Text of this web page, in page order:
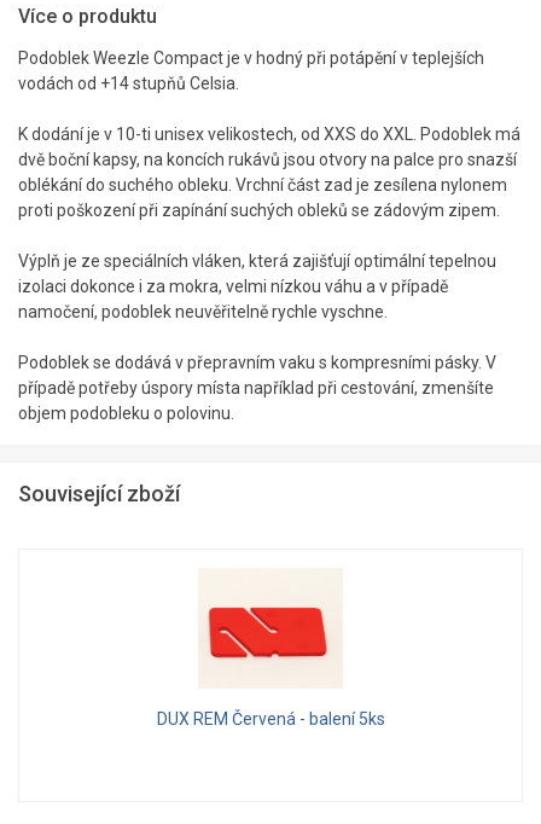
Více o produktu
Podoblek Weezle Compact je v hodný při potápění v teplejších
vodách od +14 stupňů Celsia.
K dodání je v 10-ti unisex velikostech, od XXS do XXL. Podoblek má
dvě boční kapsy, na koncích rukávů jsou otvory na palce pro snazší
oblékání do suchého obleku. Vrchní část zad je zesílena nylonem
proti poškození při zapínání suchých obleků se zádovým zipem.
Výplň je ze speciálních vláken, která zajišťují optimální tepelnou
izolaci dokonce i za mokra, velmi nízkou váhu a v případě
namočení, podoblek neuvěřitelně rychle vyschne.
Podoblek se dodává v přepravním vaku s kompresními pásky. V
případě potřeby úspory místa například při cestování, zmenšíte
objem podobleku o polovinu.
Související zboží
DUX REM Červená - balení 5ks